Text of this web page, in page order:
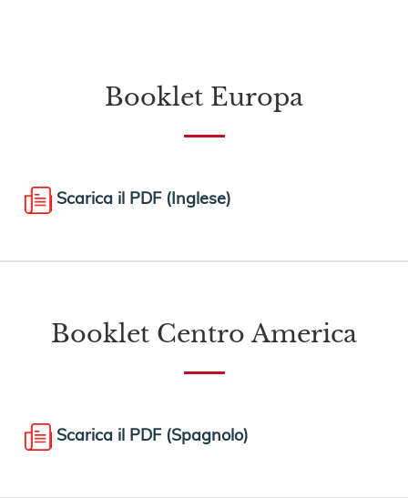
Booklet Europa
Scarica il PDF (Inglese)
Booklet Centro America
Scarica il PDF (Spagnolo)